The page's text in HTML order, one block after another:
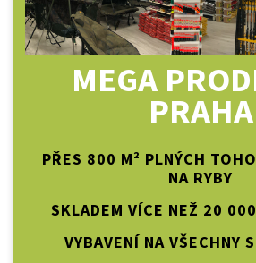
MEGA
PRAHA
PŘES 800 M² PLNÝCH
NA RYBY
SKLADEM VÍCE NEŽ 20
VYBAVENÍ NA VŠECHNY